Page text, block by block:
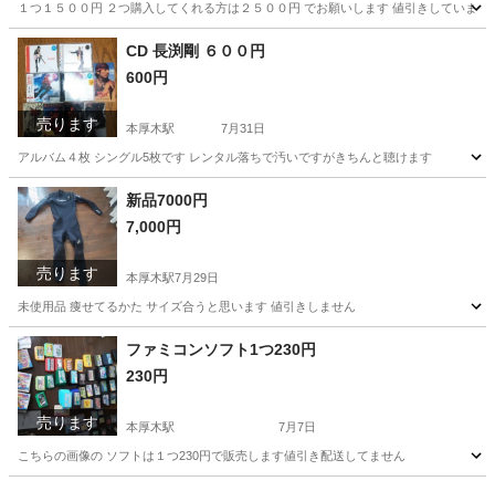
１つ１５００円 ２つ購入してくれる方は２５００円 でお願いします 値引きしていませ
神奈川 厚木市 本厚木駅 その他
売ります
CD 長渕剛 ６００円
600円
本厚木駅 7月31日
アルバム４枚 シングル5枚です レンタル落ちで汚いですがきちんと聴けます
神奈川 厚木市 本厚木駅
売ります
新品7000円
7,000円
本厚木駅7月29日
未使用品 痩せてるかた サイズ合うと思います 値引きしません
神奈川 厚木市 その他 新品
売ります
ファミコンソフト1つ230円
230円
本厚木駅 7月7日
こちらの画像の ソフトは１つ230円で販売します値引き配送してません